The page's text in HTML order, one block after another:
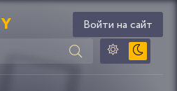
Войти на сайт